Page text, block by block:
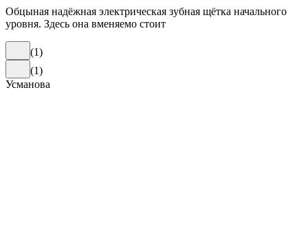
Обцыная надёжная электрическая зубная щётка начального
уровня. Здесь она вменяемо стоит
(1)
(1)
Усманова